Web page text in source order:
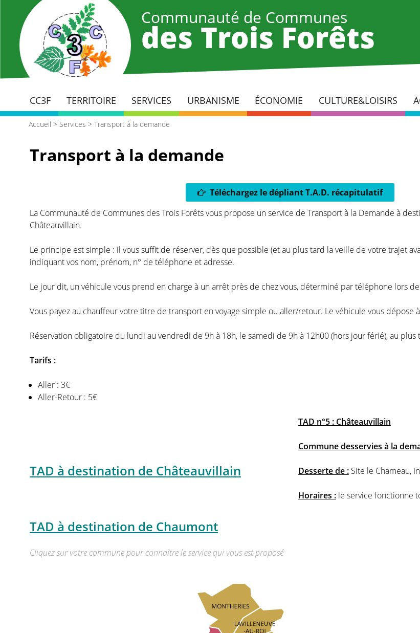
contenu
principal
Communauté de Communes
des Trois Forêts
CC3F TERRITOIRE SERVICES URBANISME ÉCONOMIE CULTURE&LOISIRS
Accueil > Services > Transport à la demande
Transport à la demande
Téléchargez le dépliant T.A.D. récapitulatif
La Communauté de Communes des Trois Forêts vous propose un service de Transport à la Demande à
Châteauvillain.
Le principe est simple : il vous suffit de réserver, dès que possible (et au plus tard la veille de votre trajet
indiquant vos nom, prénom, n° de téléphone et adresse.
Le jour dit, un véhicule vous prend en charge à un arrêt près de chez vous, déterminé par téléphone lors
Vous payez au chauffeur votre titre de transport en voyage simple ou aller/retour. Le véhicule vous dépose
Réservation obligatoire du lundi au vendredi de 9h à 18h, le samedi de 9h à 12h00 (hors jour férié), au
Tarifs :
Aller : 3€
Aller-Retour : 5€
TAD à destination de Châteauvillain
TAD n°5 : Châteauvillain
Commune desservies à la
Desserte de : Site le Chameau,
Horaires :le service fonctionne
TAD à destination de Chaumont
Cliquez sur votre commune pour connaître le service qui vous est proposé